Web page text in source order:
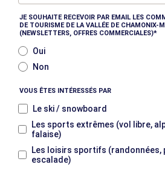
JE SOUHAITE RECEVOIR PAR EMAIL LES
DE TOURISME DE LA VALLÉE DE CHAMONIX-
(NEWSLETTERS, OFFRES COMMERCIALES)
Oui
Non
VOUS ÊTES INTÉRESSÉS PAR
Le ski / snowboard
Les sports extrêmes (vol libre,
falaise)
Les loisirs sportifs (randonnées,
escalade)